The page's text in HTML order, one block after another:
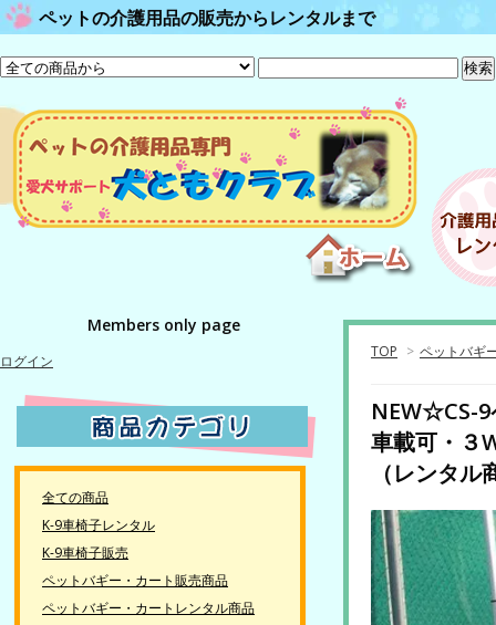
ペットの介護用品の販売からレンタルまで
TOP > ペットバギ
NEW☆CS-
車載可・３
（レンタル
Members only page
ログイン
全ての商品
K-9車椅子レンタル
K-9車椅子販売
ペットバギー・カート販売商品
ペットバギー・カートレンタル商品